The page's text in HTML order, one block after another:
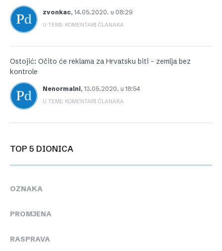
zvonkac, 14.05.2020. u 08:29
U TEMI: KOMENTARI ČLANAKA
Ostojić: Očito će reklama za Hrvatsku biti – zemlja bez
kontrole
Nenormalni, 13.05.2020. u 18:54
U TEMI: KOMENTARI ČLANAKA
TOP 5 DIONICA
OZNAKA
PROMJENA
RASPRAVA